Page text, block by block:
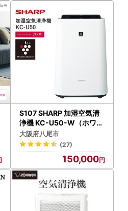
S107 SHARP 加湿空気清
浄機 KC-U50-W（ホワイ
ト系）
大阪府八尾市
(27)
150,000